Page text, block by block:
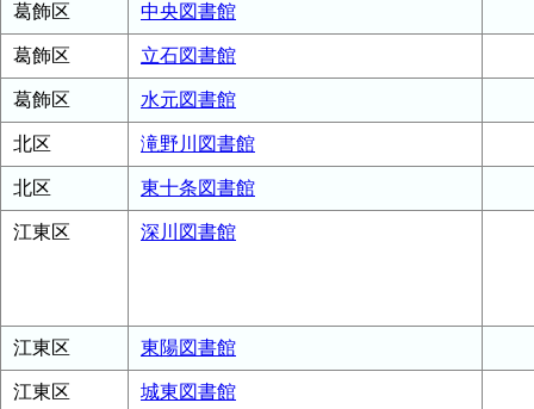
葛飾区 中央図書館
葛飾区 立石図書館
葛飾区 水元図書館
北区 滝野川図書館
北区 東十条図書館
江東区 深川図書館
江東区 東陽図書館
江東区 城東図書館